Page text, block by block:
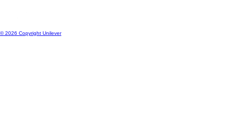
© 2026 Copyright Unilever